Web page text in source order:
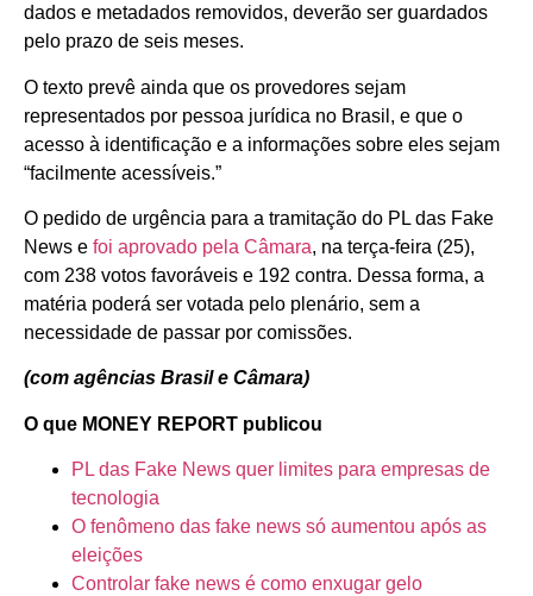
dados e metadados removidos, deverão ser guardados
pelo prazo de seis meses.
O texto prevê ainda que os provedores sejam
representados por pessoa jurídica no Brasil, e que o
acesso à identificação e a informações sobre eles sejam
“facilmente acessíveis.”
O pedido de urgência para a tramitação do PL das Fake
News e foi aprovado pela Câmara, na terça-feira (25),
com 238 votos favoráveis e 192 contra. Dessa forma, a
matéria poderá ser votada pelo plenário, sem a
necessidade de passar por comissões.
(com agências Brasil e Câmara)
O que MONEY REPORT publicou
PL das Fake News quer limites para empresas de
tecnologia
O fenômeno das fake news só aumentou após as
eleições
Controlar fake news é como enxugar gelo